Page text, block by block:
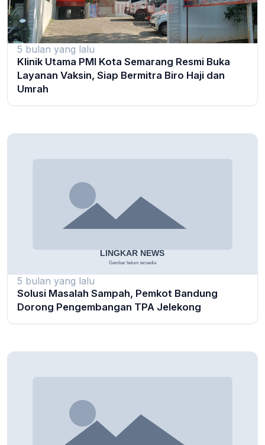
5 bulan yang lalu
Klinik Utama PMI Kota Semarang Resmi Buka
Layanan Vaksin, Siap Bermitra Biro Haji dan
Umrah
5 bulan yang lalu
Solusi Masalah Sampah, Pemkot Bandung
Dorong Pengembangan TPA Jelekong